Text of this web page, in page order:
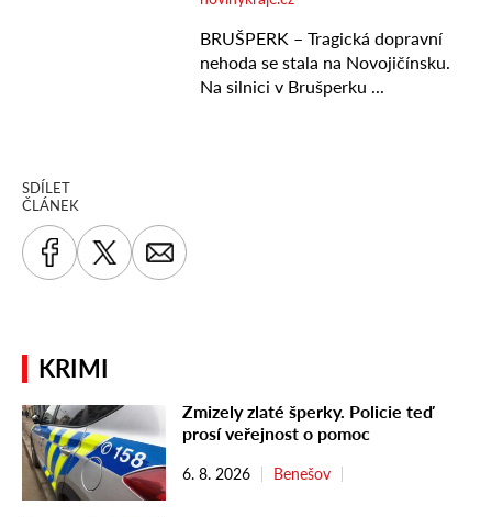
SDÍLET
ČLÁNEK
KRIMI
Zmizely zlaté šperky. Policie teď
prosí veřejnost o pomoc
6. 8. 2026 Benešov